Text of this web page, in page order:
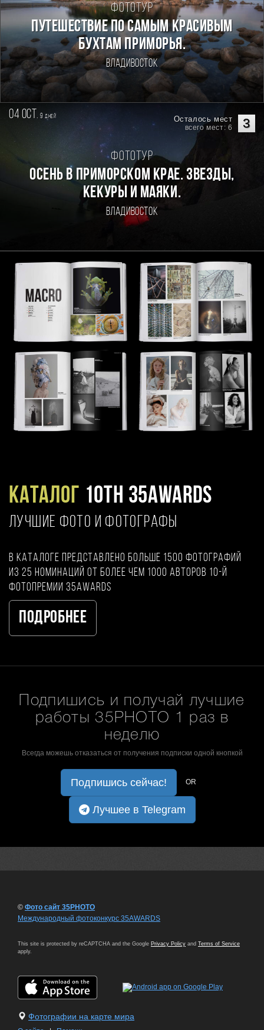
Фототур
ПУТЕШЕСТВИЕ ПО САМЫМ КРАСИВЫМ
БУХТАМ ПРИМОРЬЯ.
Владивосток
04 oct. 9дней 3
Осталось мест
всего мест: 6
Фототур
Осень в Приморском Крае. Звезды,
кекуры и маяки.
Владивосток
Каталог 10TH 35AWARDS
ЛУЧШИЕ ФОТО И ФОТОГРАФЫ
В каталоге представлено больше 1500 фотографий
из 25 номинаций от более чем 1000 авторов 10-й
фотопремии 35AWARDS
Подробнее
Подпишись и получай лучшие
работы 35PHOTO 1 раз в
неделю
Всегда можешь отказаться от получения подписки одной кнопкой
Подпишись сейчас! OR
Лучшее в Telegram
© Фото сайт 35PHOTO
Международный фотоконкурс 35AWARDS
This site is protected by reCAPTCHA and the Google Privacy Policy and Terms of Service
apply.
Фотографии на карте мира